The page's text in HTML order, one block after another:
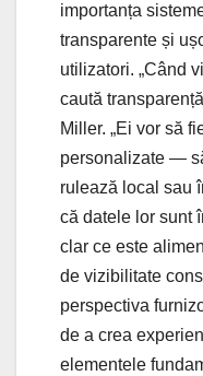
importanța
transparente și
utilizatori. „Când
caută
Miller. „Ei vor să
personalizate —
rulează local sau
că datele lor sunt
clar ce este
de vizibilitate
perspectiva
de a crea
elementele